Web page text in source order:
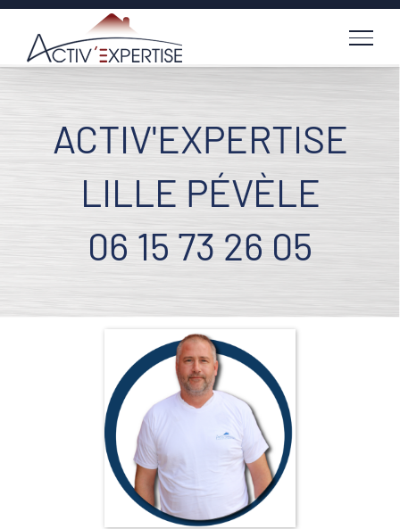
Passer
contenu
ACTIV'EXPERTISE
LILLE PÉVÈLE
06 15 73 26 05
Voir
l'image
agrandie